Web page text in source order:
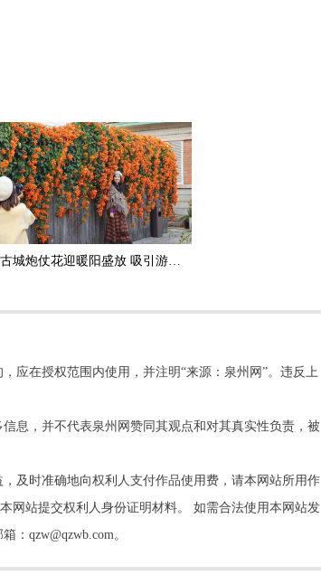
应在授权范围内使用，并注明“来源：泉州网”。违反上
息，并不代表泉州网赞同其观点和对其真实性负责，被
及时准确地向权利人支付作品使用费，请本网站所用作
网站提交权利人身份证明材料。 如需合法使用本网站发
：qzw@qzwb.com。